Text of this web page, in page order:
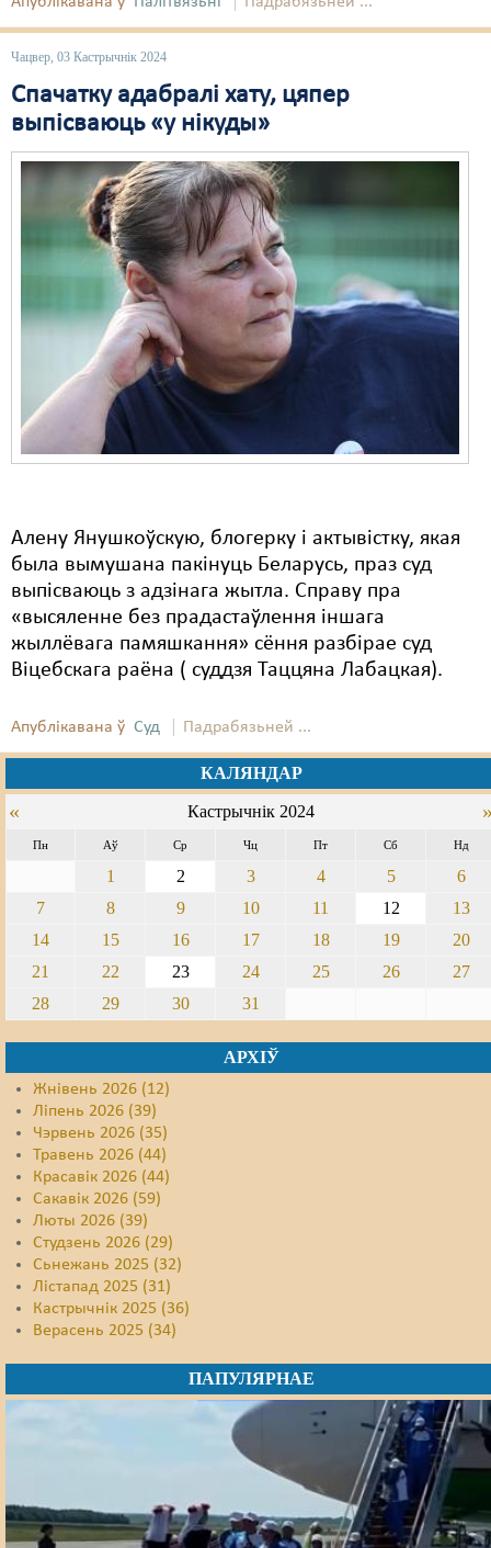
Чацвер, 03 Кастрычнік 2024
Спачатку адабралі хату, цяпер
выпісваюць «у нікуды»
Алену Янушкоўскую, блогерку і актывістку, якая
была вымушана пакінуць Беларусь, праз суд
выпісваюць з адзінага жытла. Справу пра
«высяленне без прадастаўлення іншага
жыллёвага памяшкання» сёння разбірае суд
Віцебскага раёна ( суддзя Таццяна Лабацкая).
Апублікавана ў Суд Падрабязьней ...
КАЛЯНДАР
« Кастрычнік 2024
Пн Аў Ср Чц Пт Сб Нд
1 2 3 4 5
6
7
8 9 10 11 12
13
14
15 16 17 18 19
20
21
22 23 24 25 26
27
28
29 30 31
АРХІЎ
Жнівень 2026 (12)
Ліпень 2026 (39)
Чэрвень 2026 (35)
Травень 2026 (44)
Красавік 2026 (44)
Сакавік 2026 (59)
Люты 2026 (39)
Студзень 2026 (29)
Сьнежань 2025 (32)
Лістапад 2025 (31)
Кастрычнік 2025 (36)
Верасень 2025 (34)
ПАПУЛЯРНАЕ